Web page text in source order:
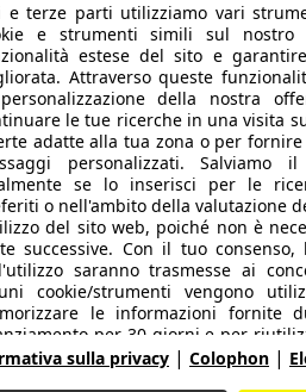
Area
e terze parti utilizziamo vari
e strumenti simili sul
estese del sito e
Attraverso queste
della nostra
le tue ricerche in una visita
adatte alla tua zona o per
personalizzati. Salviamo
se lo inserisci per le
o nell'ambito della valutazione
del sito web, poiché non è
successive. Con il tuo
saranno trasmesse ai
cookie/strumenti vengono
le informazioni fornite
per 30 giorni e per
tale periodo per compilare
sulla privacy | Colophon |